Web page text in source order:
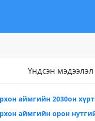
Үндсэн мэдээлэл
аймгийн 2030он
аймгийн орон